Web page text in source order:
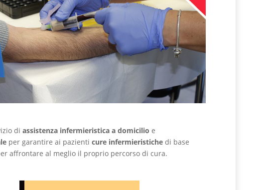
diassistenza infermieristica a domicilio e
per garantire ai pazienticure infermieristiche di base
affrontare al meglio il proprio percorso di cura.